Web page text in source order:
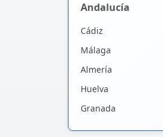
Andalucía
Cádiz
Málaga
Almería
Huelva
Granada